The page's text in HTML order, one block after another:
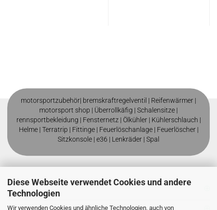
Diese Webseite verwendet Cookies und andere
Technologien
Wir verwenden Cookies und ähnliche Technologien, auch von
motorsportzubehör| bremskraftregelventil | Reifenwärmer |
motorsport shop | Überrollkäfig | Schalensitze |
rennsportbekleidung | Fensternetz | Ölkühler| Kühlerschlauch |
Helme | Terratrip | Fittinge| Feuerlöschanlage | Feuerlöscher |
Sitzkonsole | e36 | Lenkräder | Spal
Mehr über